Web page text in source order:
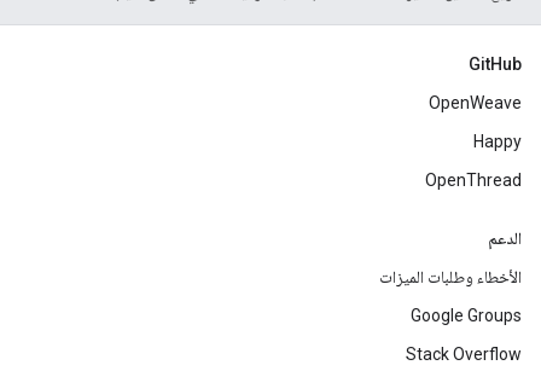
GitHub
OpenWeave
Happy
OpenThread
الدعم
الأخطاء وطلبات الميزات
Google Groups
Stack Overflow